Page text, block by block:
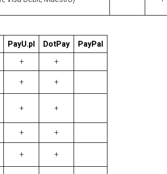
PayU.pl DotPay
PayPal
+ +
+ +
+ +
+ +
+ +